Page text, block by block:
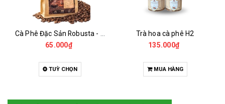
65.000₫
TUỲ CHỌN
Trà hoa cà phê H2
135.000₫
MUA HÀNG